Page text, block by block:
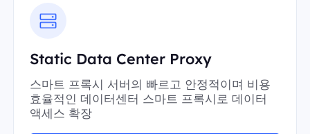
Static Data Center Proxy
스마트 프록시 서버의 빠르고 안정적이며 비용
효율적인 데이터센터 스마트 프록시로 데이터
액세스 확장